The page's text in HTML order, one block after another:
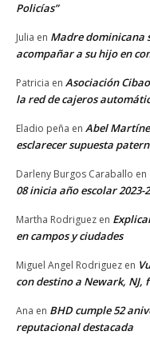
Policías”
Julia en Madre dominicana
acompañar a su hijo en
Patricia en Asociación
la red de cajeros
Eladio peña en Abel
esclarecer supuesta
Darleny Burgos Caraballo en
08 inicia año escolar 2023-
Martha Rodriguez en
en campos y ciudades
Miguel Angel Rodriguez en
con destino a Newark, NJ,
Ana en BHD cumple 52
reputacional destacada